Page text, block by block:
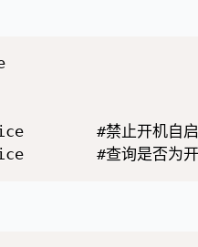
#禁止开机自启